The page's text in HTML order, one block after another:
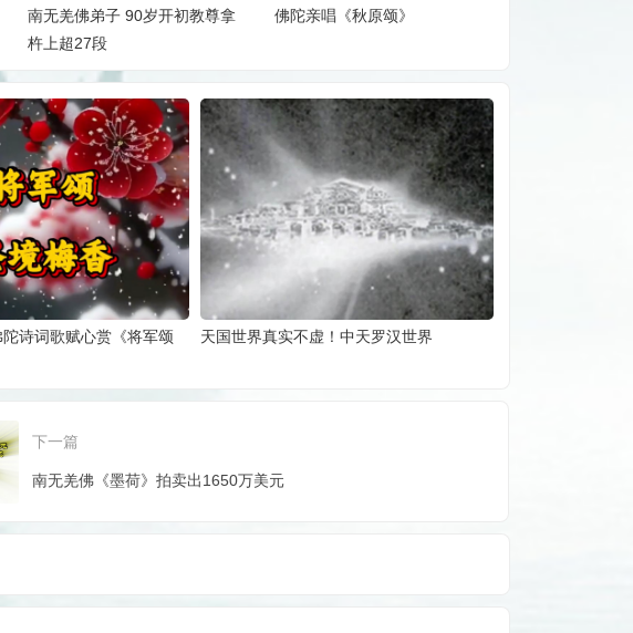
南无羌佛弟子 90岁开初教尊拿
杵上超27段
佛陀亲唱《秋原颂》
诗词歌赋心赏《将军颂
天国世界真实不虚！中天罗汉世界
下一篇
南无羌佛《墨荷》拍卖出1650万美元